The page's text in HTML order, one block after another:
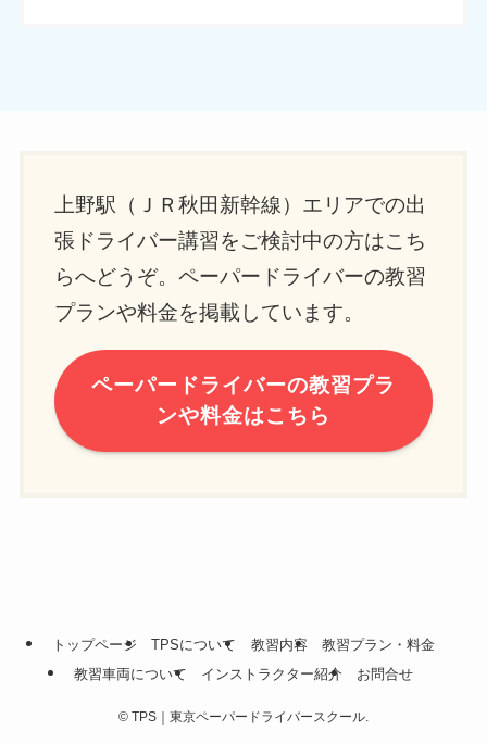
上野駅（ＪＲ秋田新幹線）エリアでの出
張ドライバー講習をご検討中の方はこち
らへどうぞ。ペーパードライバーの教習
プランや料金を掲載しています。
ペーパードライバーの教習プラ
ンや料金はこちら
トップページ TPSについて 教習内容
教習プラン・料金
教習車両について
インストラクター紹介 お問合せ
© TPS｜東京ペーパードライバースクール.